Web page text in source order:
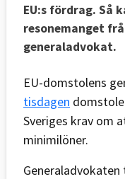
EU:s fördrag. Så
resonemanget
generaladvokat.
EU-domstolens
tisdagen
Sveriges krav om
minimilöner.